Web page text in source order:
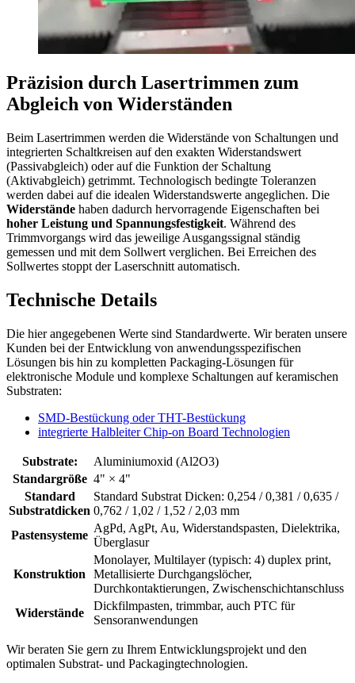
Präzision durch Lasertrimmen zum
Abgleich von Widerständen
Beim Lasertrimmen werden die Widerstände von Schaltungen und
integrierten Schaltkreisen auf den exakten Widerstandswert
(Passivabgleich) oder auf die Funktion der Schaltung
(Aktivabgleich) getrimmt. Technologisch bedingte Toleranzen
werden dabei auf die idealen Widerstandswerte angeglichen. Die
Widerstände haben dadurch hervorragende Eigenschaften bei
hoher Leistung und Spannungsfestigkeit. Während des
Trimmvorgangs wird das jeweilige Ausgangssignal ständig
gemessen und mit dem Sollwert verglichen. Bei Erreichen des
Sollwertes stoppt der Laserschnitt automatisch.
Technische Details
Die hier angegebenen Werte sind Standardwerte. Wir beraten unsere
Kunden bei der Entwicklung von anwendungsspezifischen
Lösungen bis hin zu kompletten Packaging-Lösungen für
elektronische Module und komplexe Schaltungen auf keramischen
Substraten:
SMD-Bestückung oder THT-Bestückung
integrierte Halbleiter Chip-on Board Technologien
Substrate:
Aluminiumoxid (Al2O3)
Standargröße 4" × 4"
Standard
Substratdicken
Standard Substrat Dicken: 0,254 / 0,381 / 0,635 /
0,762 / 1,02 / 1,52 / 2,03 mm
Pastensysteme
AgPd, AgPt, Au, Widerstandspasten, Dielektrika,
Überglasur
Konstruktion
Monolayer, Multilayer (typisch: 4) duplex print,
Metallisierte Durchgangslöcher,
Durchkontaktierungen, Zwischenschichtanschluss
Widerstände
Dickfilmpasten, trimmbar, auch PTC für
Sensoranwendungen
Wir beraten Sie gern zu Ihrem Entwicklungsprojekt und den
optimalen Substrat- und Packagingtechnologien.